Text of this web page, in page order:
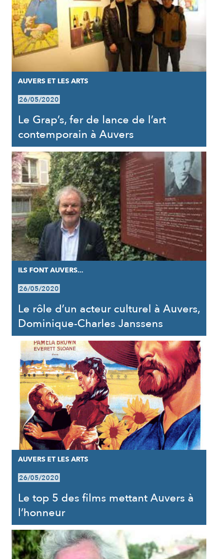
AUVERS ET LES ARTS
26/05/2020
Le Grap’s, fer de lance de l’art
contemporain à Auvers
ILS FONT AUVERS...
26/05/2020
Le rôle d’un acteur culturel à Auvers,
Dominique-Charles Janssens
AUVERS ET LES ARTS
26/05/2020
Le top 5 des films mettant Auvers à
l’honneur